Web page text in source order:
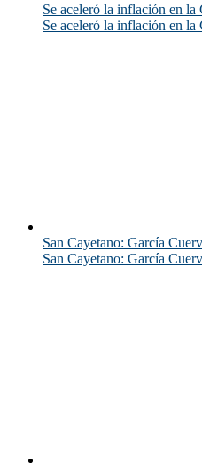
Se aceleró la inflación en
Se aceleró la inflación en
San Cayetano: García
San Cayetano: García